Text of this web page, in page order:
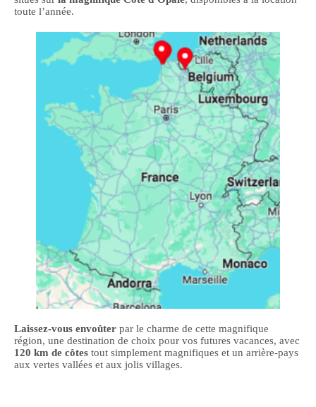
toute l’année.
Laissez-vous envoûter par le charme de cette magnifique
région, une destination de choix pour vos futures vacances, avec
120 km de côtes tout simplement magnifiques et un arrière-pays
aux vertes vallées et aux jolis villages.